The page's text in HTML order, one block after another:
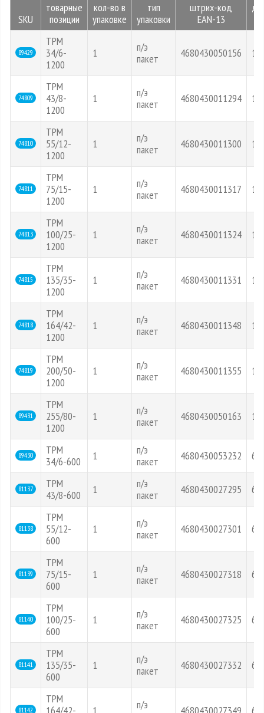
SKU
товарные
позиции
кол-во в
упаковке
тип
упаковки
штрих-код
EAN-13
89429
ТРМ
34/6-
1200
1
п/э
пакет
4680430050156
74809
ТРМ
43/8-
1200
1
п/э
пакет
4680430011294
74810
ТРМ
55/12-
1200
1
п/э
пакет
4680430011300
74811
ТРМ
75/15-
1200
1
п/э
пакет
4680430011317
74813
ТРМ
100/25-
1200
1
п/э
пакет
4680430011324
74815
ТРМ
135/35-
1200
1
п/э
пакет
4680430011331
74818
ТРМ
164/42-
1200
1
п/э
пакет
4680430011348
74819
ТРМ
200/50-
1200
1
п/э
пакет
4680430011355
89431
ТРМ
255/80-
1200
1
п/э
пакет
4680430050163
89430
ТРМ
34/6-600
1
п/э
пакет
4680430053232 62
81137
ТРМ
43/8-600
1
п/э
пакет
4680430027295 60
81138
ТРМ
55/12-
600
1
п/э
пакет
4680430027301 60
81139
ТРМ
75/15-
600
1
п/э
пакет
4680430027318 60
81140
ТРМ
100/25-
600
1
п/э
пакет
4680430027325 60
81141
ТРМ
135/35-
600
1
п/э
пакет
4680430027332 60
81142
ТРМ
п/э